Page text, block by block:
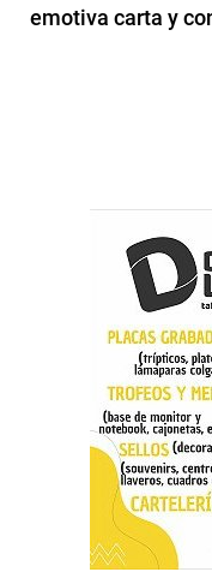
emotiva carta y